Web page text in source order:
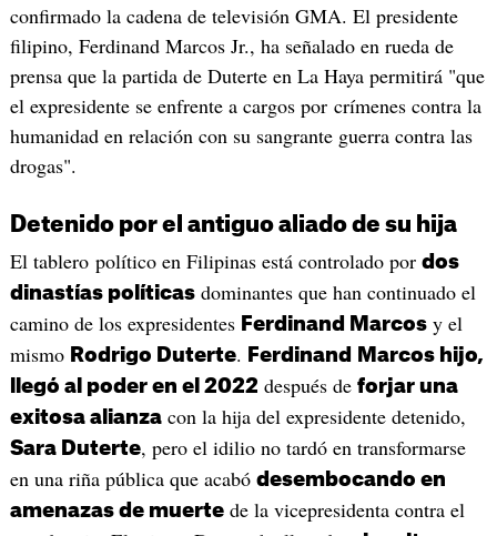
confirmado la cadena de televisión GMA. El presidente
filipino, Ferdinand Marcos Jr., ha señalado en rueda de
prensa que la partida de Duterte en La Haya permitirá "que
el expresidente se enfrente a cargos por crímenes contra la
humanidad en relación con su sangrante guerra contra las
drogas".
Detenido por el antiguo aliado de su hija
El tablero político en Filipinas está controlado por dos
dinastías políticasdominantes que han continuado el
camino de los expresidentes Ferdinand Marcosy el
mismo Rodrigo Duterte. Ferdinand
Marcos hijo,
llegó al poder en el 2022 después de forjar una
exitosa alianzacon la hija del expresidente detenido,
Sara Duterte, pero el idilio no tardó en transformarse
en una riña pública que acabó desembocando en
amenazas de muertede la vicepresidenta contra el